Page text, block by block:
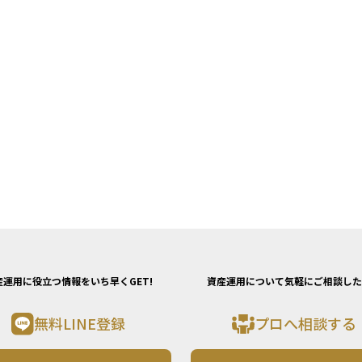
運用に役立つ情報をいち早くGET!
無料LINE登録
資産運用について気軽にご相談し
プロへ相談する